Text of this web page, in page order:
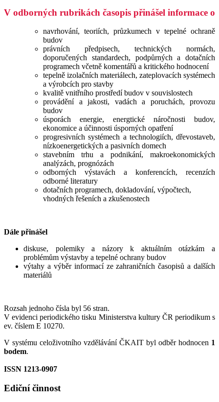
V odborných rubrikách časopis přinášel informace o
navrhování, teoriích, průzkumech v tepelné ochraně
budov
právních předpisech, technických normách,
doporučených standardech, podpůrných a dotačních
programech včetně komentářů a kritického hodnocení
tepelně izolačních materiálech, zateplovacích systémech
a výrobcích pro stavby
kvalitě vnitřního prostředí budov v souvislostech
provádění a jakosti, vadách a poruchách, provozu
budov
úsporách energie, energtické náročnosti budov,
ekonomice a účinnosti úsporných opatření
progresivních systémech a technologiích, dřevostaveb,
nízkoenergetických a pasivních domech
stavebním trhu a podnikání, makroekonomických
analýzách, prognózách
odborných výstavách a konferencích, recenzích
odborné literatury
dotačních programech, dokladování, výpočtech,
vhodných řešeních a zkušenostech
Dále přinášel
diskuse, polemiky a názory k aktuálním otázkám a
problémům výstavby a tepelné ochrany budov
výtahy a výběr informací ze zahraničních časopisů a dalších
materiálů
Rozsah jednoho čísla byl 56 stran.
V evidenci periodického tisku Ministerstva kultury ČR periodikum s
ev. číslem E 10270.
V systému celoživotního vzdělávání ČKAIT byl odběr hodnocen 1
bodem.
ISSN 1213-0907
Ediční činnost